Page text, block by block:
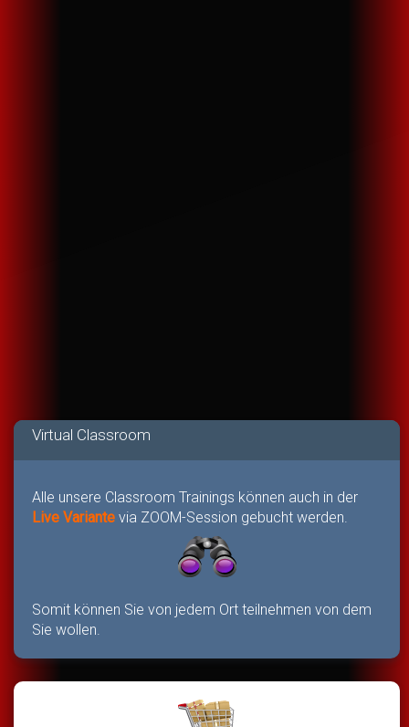
Virtual Classroom
Alle unsere Classroom Trainings können auch in der
Live Variante via ZOOM-Session gebucht werden.
Somit können Sie von jedem Ort teilnehmen von dem
Sie wollen.